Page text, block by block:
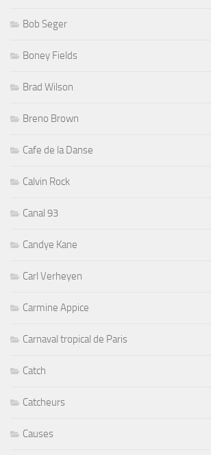
Bob Seger
Boney Fields
Brad Wilson
Breno Brown
Cafe de la Danse
Calvin Rock
Canal 93
Candye Kane
Carl Verheyen
Carmine Appice
Carnaval tropical de Paris
Catch
Catcheurs
Causes